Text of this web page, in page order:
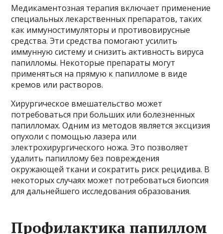
Медикаментозная терапия включает применение
специальных лекарственных препаратов, таких
как иммуностимуляторы и противовирусные
средства. Эти средства помогают усилить
иммунную систему и снизить активность вируса
папилломы. Некоторые препараты могут
применяться на прямую к папилломе в виде
кремов или растворов.
Хирургическое вмешательство может
потребоваться при больших или болезненных
папилломах. Одним из методов является эксцизия
опухоли с помощью лазера или
электрохирургического ножа. Это позволяет
удалить папиллому без повреждения
окружающей ткани и сократить риск рецидива. В
некоторых случаях может потребоваться биопсия
для дальнейшего исследования образования.
Профилактика папиллом